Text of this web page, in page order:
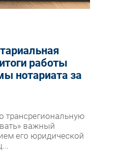
работы
нотариата за
трансрегиональную
важный
его юридической